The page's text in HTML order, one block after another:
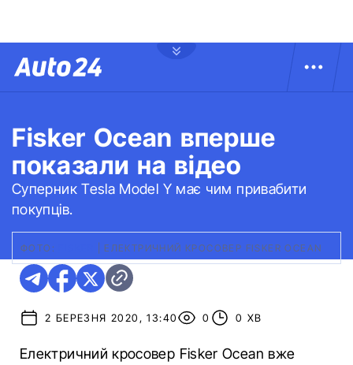
Fisker Ocean вперше
показали на відео
Суперник Tesla Model Y має чим привабити
покупців.
ФОТО: ЕЛЕКТРИЧНИЙ КРОСОВЕР FISKER OCEAN
2 БЕРЕЗНЯ 2020, 13:40 0 0 ХВ
Електричний кросовер Fisker Ocean вже